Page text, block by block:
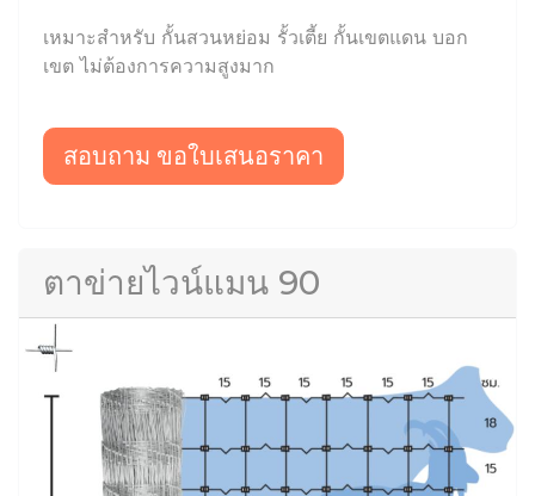
เหมาะสำหรับ กั้นสวนหย่อม รั้วเตี้ย กั้นเขตแดน บอก
เขต ไม่ต้องการความสูงมาก
สอบถาม ขอใบเสนอราคา
ตาข่ายไวน์แมน 90